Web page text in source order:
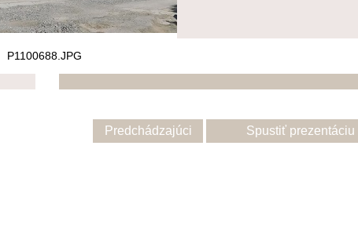
P1100688.JPG
Predchádzajúci Spustiť prezentáciu